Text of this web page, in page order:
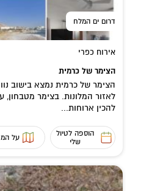
דרום ים המלח
אירוח כפרי
הצימר של כרמית
לאזור המלונות. בצימר מטבחון,
להכין ארוחות...
הוספה לטיול
שלי
על